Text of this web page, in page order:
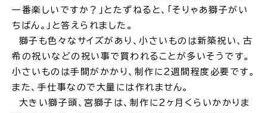
ライフライン
公共施設
一番楽しいですか？」とたずねると、「そりゃあ獅子がい
ちばん。」と答えられました。
獅子も色々なサイズがあり、小さいものは新築祝い、古
希の祝いなどの祝い事で買われることが多いそうです。
小さいものは手間がかかり、制作に２週間程度必要です。
また、手仕事なので大量には作れません。
大きい獅子頭、宮獅子は、制作に２ヶ月くらいかかりま